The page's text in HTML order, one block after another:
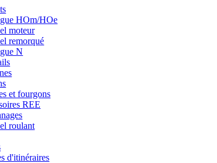
HOm/HOe
moteur
remorqué
N
et fourgons
REE
roulant
d'itinéraires